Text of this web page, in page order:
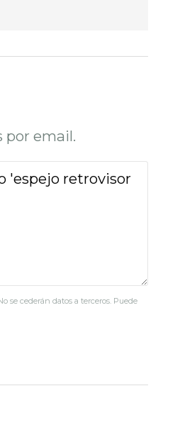
por email.
se cederán datos a terceros. Puede